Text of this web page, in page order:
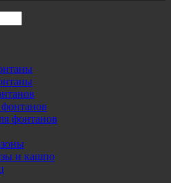
фонтанов
и кашпо